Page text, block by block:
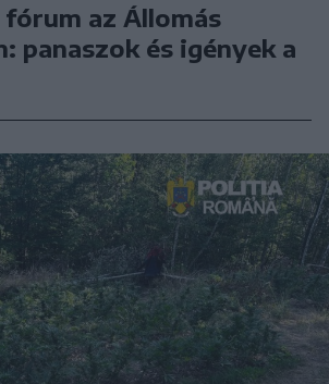
fórum az Állomás
panaszok és igények a